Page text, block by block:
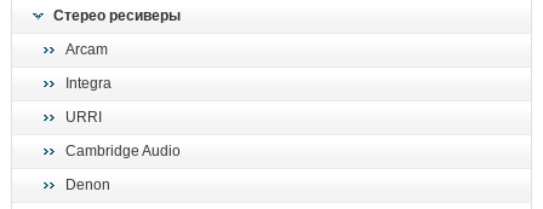
Стерео ресиверы
Arcam
Integra
URRI
Cambridge Audiо
Denon